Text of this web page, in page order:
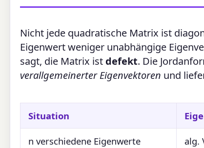
Nicht jede quadratische Matrix ist
Eigenwert weniger unabhängige
sagt, die Matrix ist defekt. Die
verallgemeinerter Eigenvektoren und
Situation
n verschiedene Eigenwerte
alg.